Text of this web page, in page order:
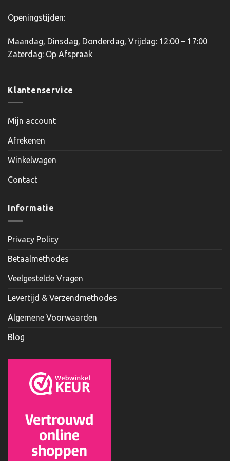
Openingstijden:
Maandag, Dinsdag, Donderdag, Vrijdag: 12:00 – 17:00
Zaterdag: Op Afspraak
Klantenservice
Mijn account
Afrekenen
Winkelwagen
Contact
Informatie
Privacy Policy
Betaalmethodes
Veelgestelde Vragen
Levertijd & Verzendmethodes
Algemene Voorwaarden
Blog